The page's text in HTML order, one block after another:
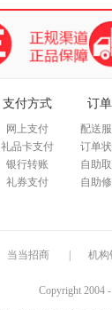
支付方式
网上支付
礼品卡支付
银行转账
礼券支付
订
配送
订单
自助
自助
当当招商 机构
Copyright 2004